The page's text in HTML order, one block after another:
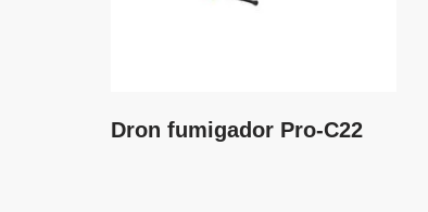
Dron fumigador Pro-C22